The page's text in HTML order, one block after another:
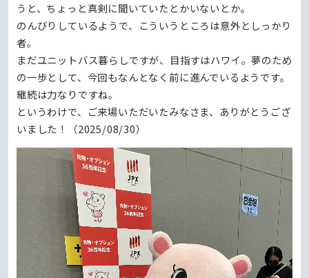
うと、ちょっと真剣に聞いていたとかいないとか。
のんびりしているようで、こういうところは意外としっかり
者。
まだユニットバス暮らしですが、目指すはハワイ。夢のため
の一歩として、今回もなんとなく前に進んでいるようです。
継続は力なりですね。
というわけで、ご来場いただいたみなさま、ありがとうござ
いました！（2025/08/30）